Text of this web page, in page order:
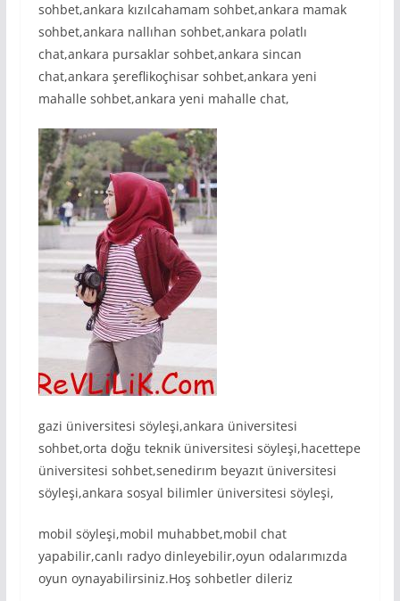
sohbet,ankara kızılcahamam sohbet,ankara mamak
sohbet,ankara nallıhan sohbet,ankara polatlı
chat,ankara pursaklar sohbet,ankara sincan
chat,ankara şereflikoçhisar sohbet,ankara yeni
mahalle sohbet,ankara yeni mahalle chat,
gazi üniversitesi söyleşi,ankara üniversitesi
sohbet,orta doğu teknik üniversitesi söyleşi,hacettepe
üniversitesi sohbet,senedirım beyazıt üniversitesi
söyleşi,ankara sosyal bilimler üniversitesi söyleşi,
mobil söyleşi,mobil muhabbet,mobil chat
yapabilir,canlı radyo dinleyebilir,oyun odalarımızda
oyun oynayabilirsiniz.Hoş sohbetler dileriz